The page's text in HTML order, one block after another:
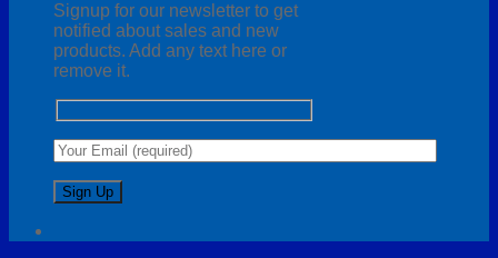
Signup for our newsletter to get
notified about sales and new
products. Add any text here or
remove it.